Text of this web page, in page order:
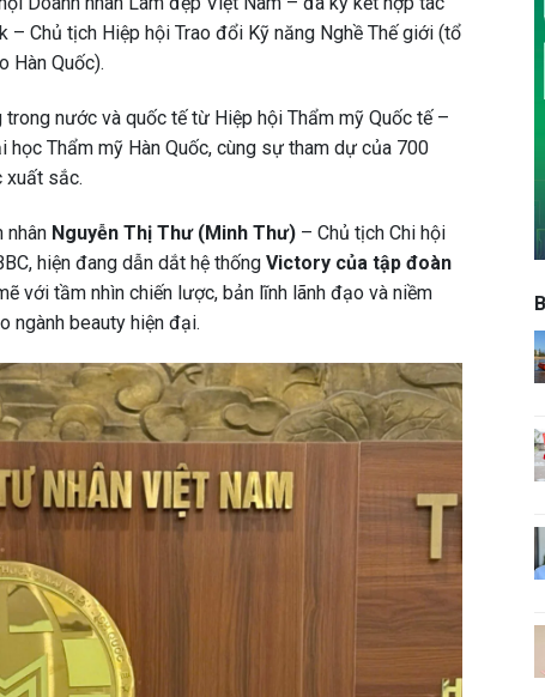
Chủ tịch Hiệp hội Trao đổi Kỹ năng Nghề Thế giới (tổ
Hàn Quốc).
nước và quốc tế từ Hiệp hội Thẩm mỹ Quốc tế –
học Thẩm mỹ Hàn Quốc, cùng sự tham dự của 700
xuất sắc.
nhân Nguyễn Thị Thư (Minh Thư) – Chủ tịch Chi hội
hiện đang dẫn dắt hệ thống Victory của tập đoàn
với tầm nhìn chiến lược, bản lĩnh lãnh đạo và niềm
ngành beauty hiện đại.